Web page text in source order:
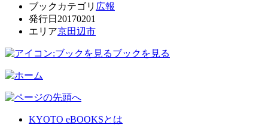
ブックカテゴリ 広報
発行日 20170201
エリア京田辺市
ブックを見る
KYOTO eBOOKSとは